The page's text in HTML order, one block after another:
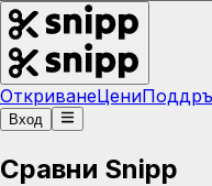
ОткриванеЦени
Вход
Сравни Snipp